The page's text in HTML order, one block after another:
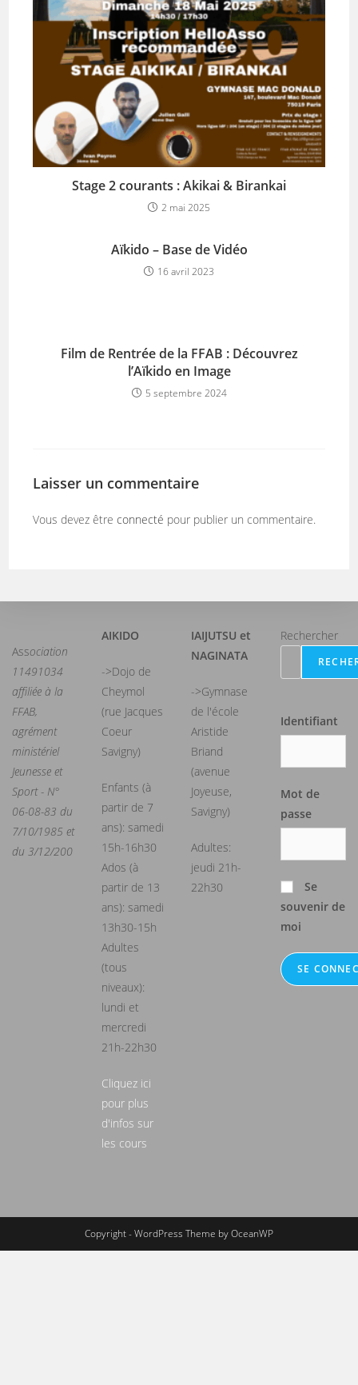
Stage 2 courants : Akikai & Birankai
2 mai 2025
Aïkido – Base de Vidéo
16 avril 2023
Film de Rentrée de la FFAB : Découvrez
l’Aïkido en Image
5 septembre 2024
Laisser un commentaire
Vous devez êtreconnecté pour publier un commentaire.
Association
11491034
affiliée à la
FFAB,
agrément
ministériel
Jeunesse et
Sport - N°
06-08-83 du
7/10/1985 et
du 3/12/200
AIKIDO
->Dojo de
Cheymol
(rue Jacques
Coeur
Savigny)
Enfants (à
partir de 7
ans): samedi
15h-16h30
Ados (à
partir de 13
ans): samedi
13h30-15h
Adultes
(tous
niveaux):
lundi et
mercredi
21h-22h30
Cliquez ici
pour plus
d'infos sur
les cours
IAIJUTSU et
NAGINATA
->Gymnase
de l'école
Aristide
Briand
(avenue
Joyeuse,
Savigny)
Adultes:
jeudi 21h-
22h30
Rechercher
Identifiant
Mot de
passe
Se
souvenir de
moi
Copyright - WordPress Theme by OceanWP